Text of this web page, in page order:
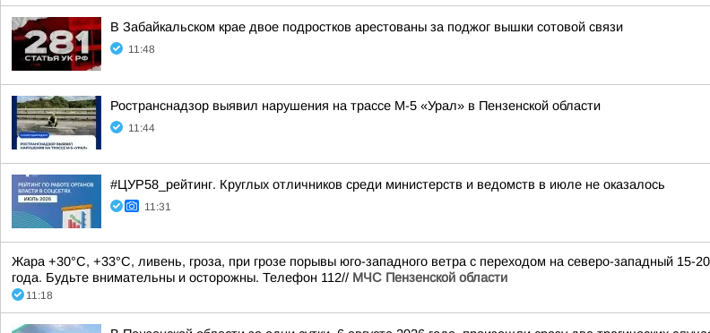
В Забайкальском крае двое подростков арестованы за поджог вышки сотовой связи
11:48
Ространснадзор выявил нарушения на трассе М-5 «Урал» в Пензенской области
11:44
#ЦУР58_рейтинг. Круглых отличников среди министерств и ведомств в июле не оказалось
11:31
Жара +30°С, +33°С, ливень, гроза, при грозе порывы юго-западного ветра с переходом на северо-западный 15-
года. Будьте внимательны и осторожны. Телефон 112// МЧС Пензенской области
11:18